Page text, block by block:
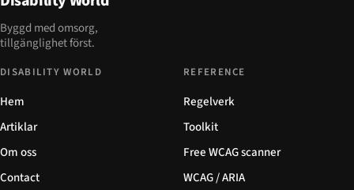
Byggd med omsorg,
tillgänglighet först.
DISABILITY WORLD
Hem
Artiklar
Om oss
Contact
REFERENCE
Regelverk
Toolkit
Free WCAG scanner
WCAG / ARIA